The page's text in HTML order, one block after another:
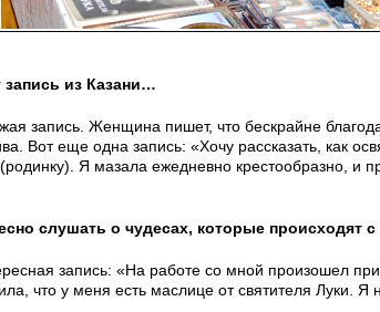
из Казани…
запись. Женщина пишет, что бескрайне
Вот еще одна запись: «Хочу рассказать, как
Я мазала ежедневно крестообразно, и
слушать о чудесах, которые
запись: «На работе со мной произошел
что у меня есть маслице от святителя Луки.